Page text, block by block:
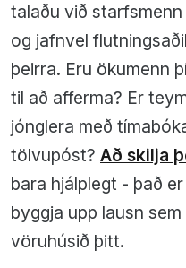
talaðu við
og jafnvel
þeirra. Eru ökumenn
til að afferma? Er
jónglera með
tölvupóst? Að skilja
bara hjálplegt - það
byggja upp lausn
vöruhúsið þitt.